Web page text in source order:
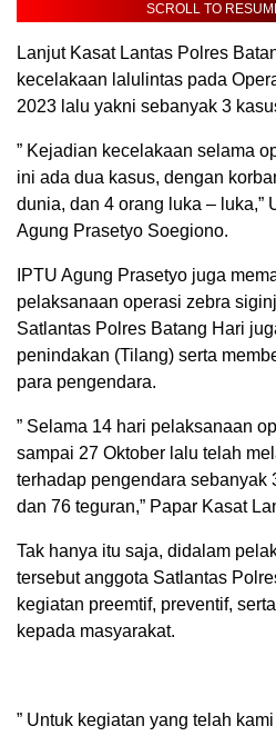
SCROLL TO
Lanjut Kasat Lantas Polres
kecelakaan lalulintas pada
2023 lalu yakni sebanyak 3
” Kejadian kecelakaan selama
ini ada dua kasus, dengan
dunia, dan 4 orang luka – luka,”
Agung Prasetyo Soegiono.
IPTU Agung Prasetyo juga
pelaksanaan operasi zebra
Satlantas Polres Batang Hari
penindakan (Tilang) serta
para pengendara.
” Selama 14 hari pelaksanaan
sampai 27 Oktober lalu telah
terhadap pengendara sebanyak
dan 76 teguran,” Papar Kasat
Tak hanya itu saja, didalam
tersebut anggota Satlantas
kegiatan preemtif, preventif,
kepada masyarakat.
” Untuk kegiatan yang telah